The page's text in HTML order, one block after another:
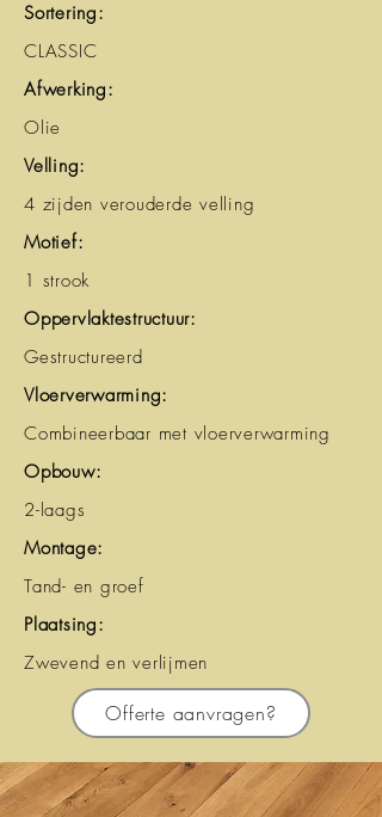
Sortering:
CLASSIC
Afwerking:
Olie
Velling:
4 zijden verouderde velling
Motief:
1 strook
Oppervlaktestructuur:
Gestructureerd
Vloerverwarming:
Combineerbaar met vloerverwarming
Opbouw:
2-laags
Montage:
Tand- en groef
Plaatsing:
Zwevend en verlijmen
Offerte aanvragen?